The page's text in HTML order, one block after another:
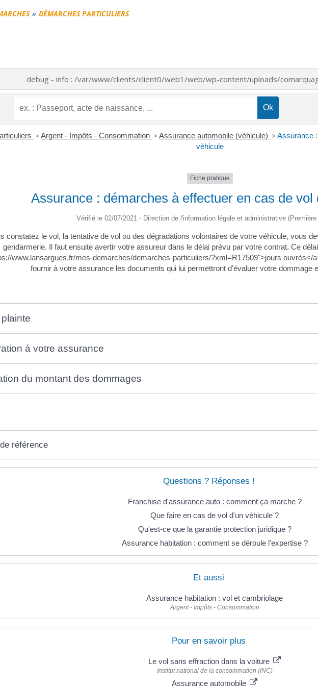
DÉMARCHES PARTICULIERS
debug - info : /var/www/clients/client0/web1/web/wp-content/uploads/
> Argent - Impôts - Consommation > Assurance automobile (véhicule) > Assurance
véhicule
Fiche pratique
Assurance : démarches à effectuer en cas de vol
Vérifié le 02/07/2021 - Direction de l'information légale et administrative
constatez le vol, la tentative de vol ou des dégradations volontaires de votre véhicule, vous
gendarmerie. Il faut ensuite avertir votre assureur dans le délai prévu par votre contrat. Ce
www.lansargues.fr/mes-demarches/demarches-particuliers/?xml=R17509">jours ouvrés</
fournir à votre assurance les documents qui lui permettront d'évaluer votre dommage
à votre assurance
du montant des dommages
référence
Questions ? Réponses !
Franchise d'assurance auto : comment ça marche ?
Que faire en cas de vol d'un véhicule ?
Qu'est-ce que la garantie protection juridique ?
Assurance habitation : comment se déroule l'expertise ?
Et aussi
Assurance habitation : vol et cambriolage
Argent - Impôts - Consommation
Pour en savoir plus
Le vol sans effraction dans la voiture
Institut national de la consommation (INC)
Assurance automobile